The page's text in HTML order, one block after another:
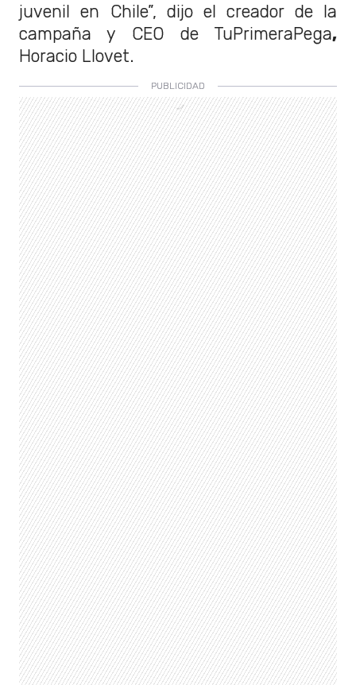
juvenil en Chile”, dijo el creador de la
campaña y CEO de TuPrimeraPega,
Horacio Llovet.